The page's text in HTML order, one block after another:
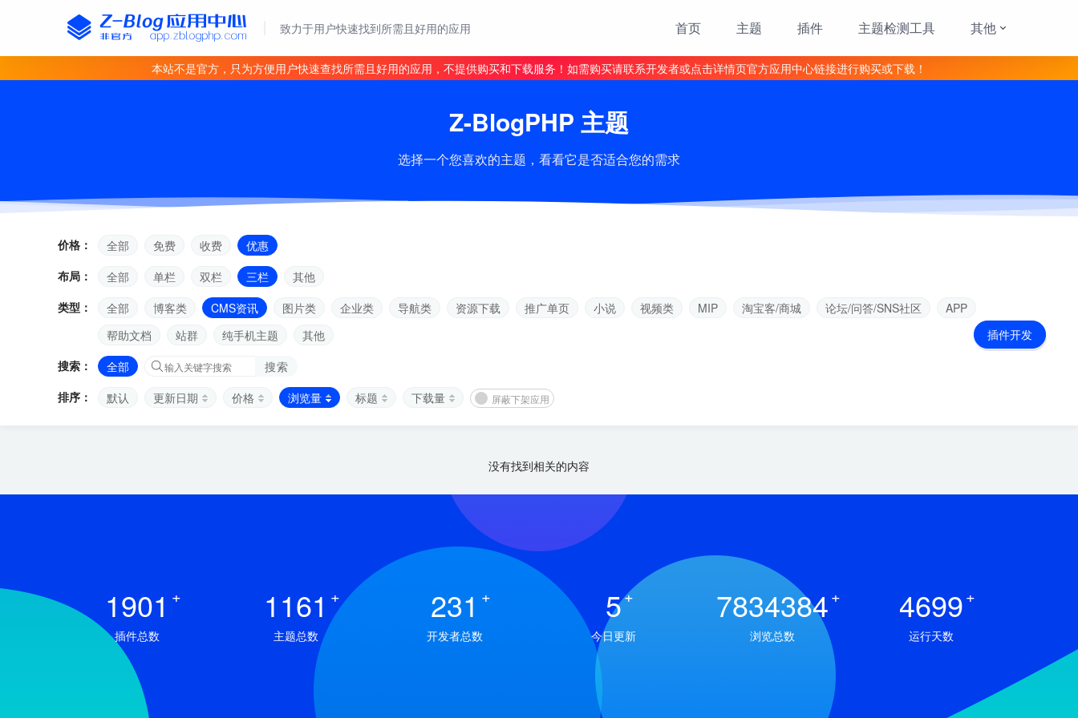
致力于用户快速找到所需且好用的应用 首页 主题 插件 主题检测工具 其他
本站不是官方，只为方便用户快速查找所需且好用的应用，不提供购买和下载服务！如需购买请联系开发者或点击详情页官方应用中心链接进行购买或下载！
Z-BlogPHP 主题
选择一个您喜欢的主题，看看它是否适合您的需求
价格： 全部 免费 收费
优惠
布局：
全部 单栏 双栏 三栏
其他
类型：
全部 博客类 CMS资讯 图片类 企业类 导航类 资源下载 推广单页 小说 视频类 MIP 淘宝客/商城 论坛/问答/SNS社区
APP
帮助文档
站群 纯手机主题
其他
搜索：
全部
搜索
排序：
默认 更新日期 价格 浏览量 标题 下载量 屏蔽下架应用
没有找到相关的内容
1901 +
插件总数
1161 +
主题总数
231 +
开发者总数
5+
今日更新
7834384+
浏览总数
4699+
运行天数
插件开发